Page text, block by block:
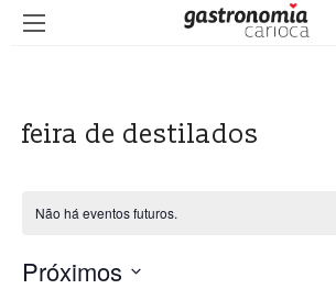
feira de destilados
Não há eventos futuros.
Próximos